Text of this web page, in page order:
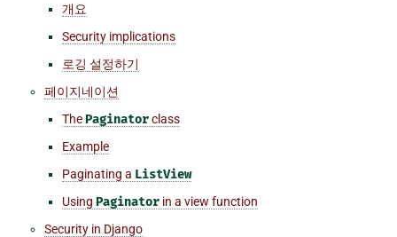
개요
Security implications
로깅 설정하기
페이지네이션
ThePaginatorclass
Example
Paginating a ListView
Using Paginator in a view function
Security in Django